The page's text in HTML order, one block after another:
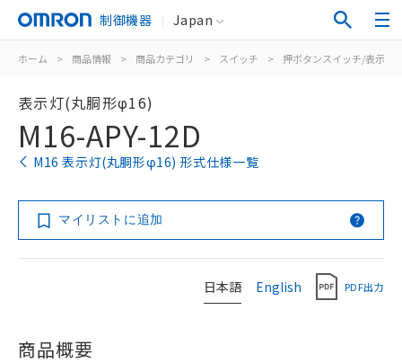
制御機器 Japan
ホーム > 商品情報 > 商品カテゴリ > スイッチ > 押ボタンスイッチ/表示灯
表示灯(丸胴形φ16)
M16-APY-12D
M16 表示灯(丸胴形φ16) 形式仕様一覧
マイリストに追加
日本語 English PDF出力
商品概要